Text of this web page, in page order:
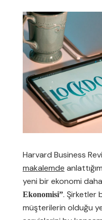
Harvard Business
makalemde
yeni bir ekonomi
Ekonomisi”. Şirketler
müşterilerin olduğu